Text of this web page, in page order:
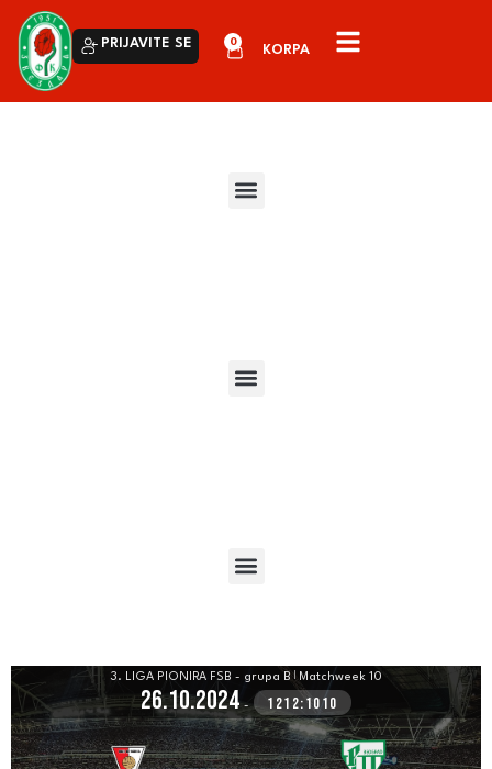
PRIJAVITE SE 0
3. LIGA PIONIRA FSB - grupa B Matchweek 10
26.10.2024 - 1212:1010